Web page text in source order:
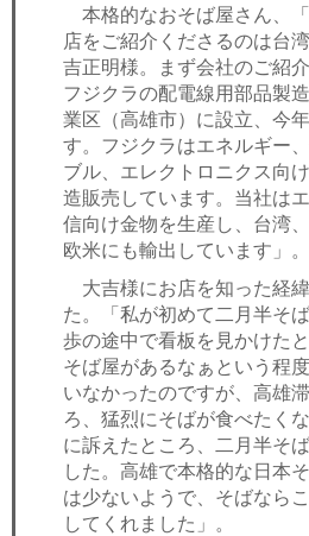
本格的なおそば屋さん、
店をご紹介くださるのは台
吉正明様。まず会社のご紹
フジクラの配電線用部品製
業区（高雄市）に設立、今
す。フジクラはエネルギー
ブル、エレクトロニクス向
造販売しています。当社は
信向け金物を生産し、台湾
欧米にも輸出しています」。
大吉様にお店を知った経
た。「私が初めて二月半そ
歩の途中で看板を見かけた
そば屋があるなぁという程
いなかったのですが、高雄
ろ、猛烈にそばが食べたく
に訴えたところ、二月半そ
した。高雄で本格的な日本
は少ないようで、そばなら
してくれました」。